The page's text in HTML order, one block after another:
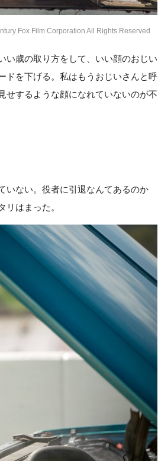
Fox Film Corporation All Rights Reserved
い歳の取り方をして、いい顔のおじい
ドを下げる。私はもうおじいさんと呼
せするような顔になれていないのが不
いない。役者に引退なんてあるのか
はまった。